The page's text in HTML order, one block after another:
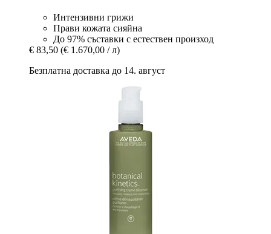
Интензивни грижи
Прави кожата сияйна
До 97% съставки с естествен произход
€ 83,50 (€ 1.670,00 / л)
Безплатна доставка до 14. август